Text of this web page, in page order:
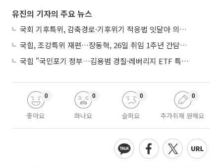
유진의 기자의 주요 뉴스
국회 기후특위, 감축경로·기후위기 적응법 잇달아 의결…폭염 피해엔 ‘기후보험’
국힘, 조강특위 재편…장동혁, 26일 취임 1주년 간담회서 ‘당 운영안’ 발표
국힘 "국민포기 정부…김용범 경질·레버리지 ETF 특검해야"
좋아요
0
화나요
0
슬퍼요
0
추가취재 원해요
0